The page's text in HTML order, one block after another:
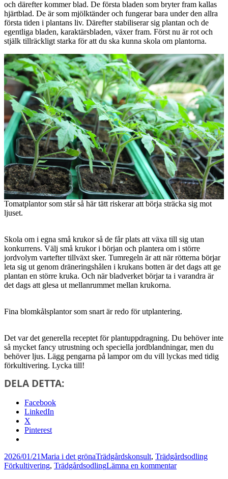
och därefter kommer blad. De första bladen som bryter fram kallas
hjärtblad. De är som mjölktänder och fungerar bara under den allra
första tiden i plantans liv. Därefter stabiliserar sig plantan och de
egentliga bladen, karaktärsbladen, växer fram. Först nu är rot och
stjälk tillräckligt starka för att du ska kunna skola om plantorna.
Tomatplantor som står så här tätt riskerar att börja sträcka sig mot
ljuset.
Skola om i egna små krukor så de får plats att växa till sig utan
konkurrens. Välj små krukor i början och plantera om i större
jordvolym vartefter tillväxt sker. Tumregeln är att när rötterna börjar
leta sig ut genom dräneringshålen i krukans botten är det dags att ge
plantan en större kruka. Och när bladverket börjar ta i varandra är
det dags att glesa ut mellanrummet mellan krukorna.
Fina blomkålsplantor som snart är redo för utplantering.
Det var det generella receptet för plantuppdragning. Du behöver inte
så mycket fancy utrustning och speciella jordblandningar, men du
behöver ljus. Lägg pengarna på lampor om du vill lyckas med tidig
förkultivering. Lycka till!
DELA DETTA:
Facebook
LinkedIn
X
Pinterest
Postat
2026/01/21Författare
Maria i det grönaKategorier
Trädgårdskonsult, Trädgårdsodling
Förkultivering, TrädgårdsodlingLämna en kommentartill